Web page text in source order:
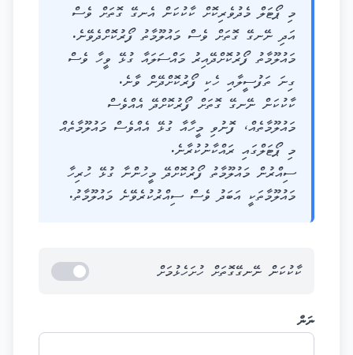
މި ޕޯޓަލް މެދުވެރިކޮށް ކާކުކަން އެނގޭ ގޮތަށް ވެސް
އަދި ނޭނގޭ ގޮތަށް ވެސް މައުލޫމާތު ފޯރުކޮށްދެވޭނެ.
މައުލޫމާތު ފޯރުކޮށްދޭއިރު މައްސަލައާ ގުޅޭ ވީހާ ވެސް
ގިނަ ތަފުސީލާއި ހެކި ފޯރުކޮށްދޭން ވާނެ.
ކާކުކަން ނޭނގޭ ގޮތަށް ފޯރުކޮށްދޭ އެއްވެސް
މައުލޫމާތެއް، ފޮނުވި މީހާއާ ގުޅޭ އެއްވެސް މައުލޫމާތެއް
މި ޕޯޓަލްގައި ރައްކާނުކުރާނެ.
ސިއްރުން މައުލޫމާތު ފޯރުކޮށްދޭ މީހުންނާ ގުޅޭ ހުރިހާ
މައުލޫމާތަކީ އަބަދު ވެސް ސިއްރުކުރެވޭނެ މައުލޫމާތު.
ކާކުކަން ނޭނގޭގޮތަށް ހުށަހެޅުމަށް
ނަން